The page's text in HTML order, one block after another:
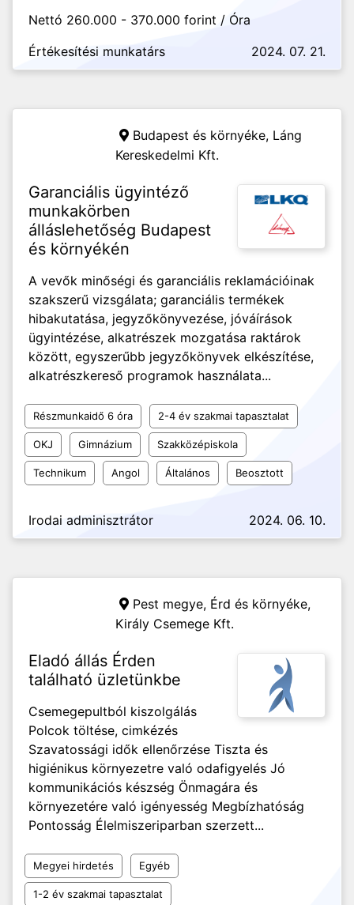
Nettó 260.000 - 370.000 forint / Óra
Értékesítési munkatárs
2024. 07. 21.
Budapest és környéke, Láng
Kereskedelmi Kft.
Garanciális ügyintéző
munkakörben
álláslehetőség Budapest
és környékén
A vevők minőségi és garanciális reklamációinak
szakszerű vizsgálata; garanciális termékek
hibakutatása, jegyzőkönyvezése, jóváírások
ügyintézése, alkatrészek mozgatása raktárok
között, egyszerűbb jegyzőkönyvek elkészítése,
alkatrészkereső programok használata...
Részmunkaidő 6 óra 2-4 év szakmai tapasztalat
OKJ Gimnázium Szakközépiskola
Technikum Angol Általános Beosztott
Irodai adminisztrátor 2024. 06. 10.
Pest megye, Érd és környéke,
Király Csemege Kft.
Eladó állás Érden
található üzletünkbe
Csemegepultból kiszolgálás
Polcok töltése, cimkézés
Szavatossági idők ellenőrzése Tiszta és
higiénikus környezetre való odafigyelés Jó
kommunikációs készség Önmagára és
környezetére való igényesség Megbízhatóság
Pontosság Élelmiszeriparban szerzett...
Megyei hirdetés Egyéb
1-2 év szakmai tapasztalat